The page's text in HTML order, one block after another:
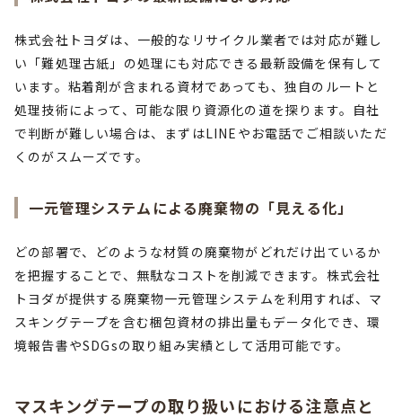
株式会社トヨダは、一般的なリサイクル業者では対応が難し
い「難処理古紙」の処理にも対応できる最新設備を保有して
います。粘着剤が含まれる資材であっても、独自のルートと
処理技術によって、可能な限り資源化の道を探ります。自社
で判断が難しい場合は、まずはLINEやお電話でご相談いただ
くのがスムーズです。
一元管理システムによる廃棄物の「見える化」
どの部署で、どのような材質の廃棄物がどれだけ出ているか
を把握することで、無駄なコストを削減できます。株式会社
トヨダが提供する廃棄物一元管理システムを利用すれば、マ
スキングテープを含む梱包資材の排出量もデータ化でき、環
境報告書やSDGsの取り組み実績として活用可能です。
マスキングテープの取り扱いにおける注意点と